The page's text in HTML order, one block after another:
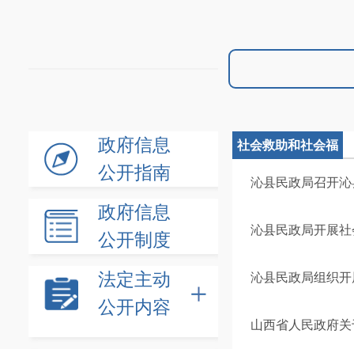
政府信息
公开指南
政府信息
公开制度
法定主动
公开内容
社会救助和社会福
沁县民政局召开
沁县民政局开展
沁县民政局组织
山西省人民政府